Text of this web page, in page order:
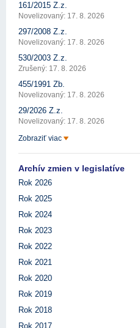
161/2015 Z.z.
Novelizovaný: 17. 8. 2026
297/2008 Z.z.
Novelizovaný: 17. 8. 2026
530/2003 Z.z.
Zrušený: 17. 8. 2026
455/1991 Zb.
Novelizovaný: 17. 8. 2026
29/2026 Z.z.
Novelizovaný: 17. 8. 2026
Zobraziť viac
Archív zmien v legislatíve
Rok 2026
Rok 2025
Rok 2024
Rok 2023
Rok 2022
Rok 2021
Rok 2020
Rok 2019
Rok 2018
Rok 2017